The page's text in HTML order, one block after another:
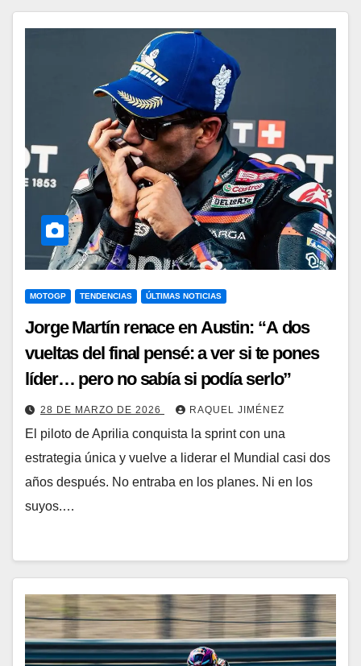
MOTOGP TENDENCIAS ÚLTIMAS NOTICIAS
Jorge Martín renace en Austin: “A dos
vueltas del final pensé: a ver si te pones
líder… pero no sabía si podía serlo”
28 DE MARZO DE 2026 RAQUEL JIMÉNEZ
El piloto de Aprilia conquista la sprint con una
estrategia única y vuelve a liderar el Mundial casi dos
años después. No entraba en los planes. Ni en los
suyos.…